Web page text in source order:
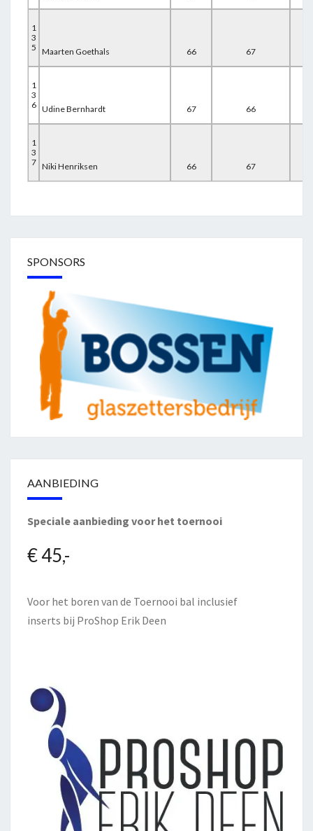
1
3
5
Maarten Goethals 66 67
1
3
6 Udine Bernhardt 67 66
1
3
7 Niki Henriksen 66 67
SPONSORS
AANBIEDING
Speciale aanbieding voor het toernooi
€ 45,-
Voor het boren van de Toernooi bal inclusief
inserts bij ProShop Erik Deen